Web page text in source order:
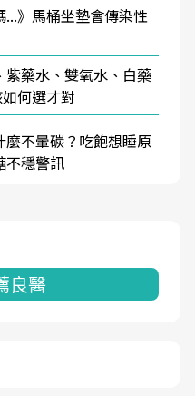
》馬桶坐墊會傳染性
藥水、雙氧水、白藥
何選才對
不暈碳？吃飽想睡原
不穩警訊
良醫